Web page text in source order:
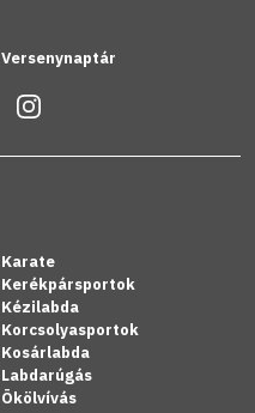
Versenynaptár
Karate
Kerékpársportok
Kézilabda
Korcsolyasportok
Kosárlabda
Labdarúgás
Ökölvívás